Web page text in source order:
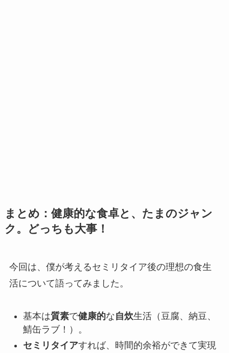
まとめ：健康的な食卓と、たまのジャン
ク。どっちも大事！
今回は、僕が考えるセミリタイア後の理想の食生
活について語ってみました。
基本は質素で健康的な自炊生活（豆腐、納豆、
鯖缶ラブ！）。
セミリタイアすれば、時間的余裕ができて実現